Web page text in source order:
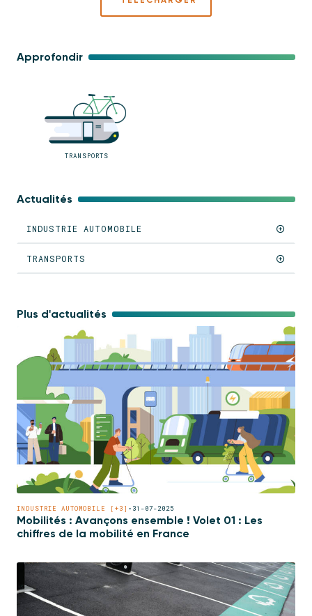
Approfondir
TRANSPORTS
Actualités
INDUSTRIE AUTOMOBILE
TRANSPORTS
Plus d'actualités
INDUSTRIE AUTOMOBILE [+3] • 31-07-2025
Mobilités : Avançons ensemble ! Volet 01 : Les
chiffres de la mobilité en France